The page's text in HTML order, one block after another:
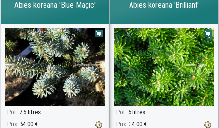
Abies koreana 'Blue Magic'
Pot 7.5 litres
Prix 54.00 €
Abies koreana 'Brilliant'
Pot 5 litres
Prix 34.00 €